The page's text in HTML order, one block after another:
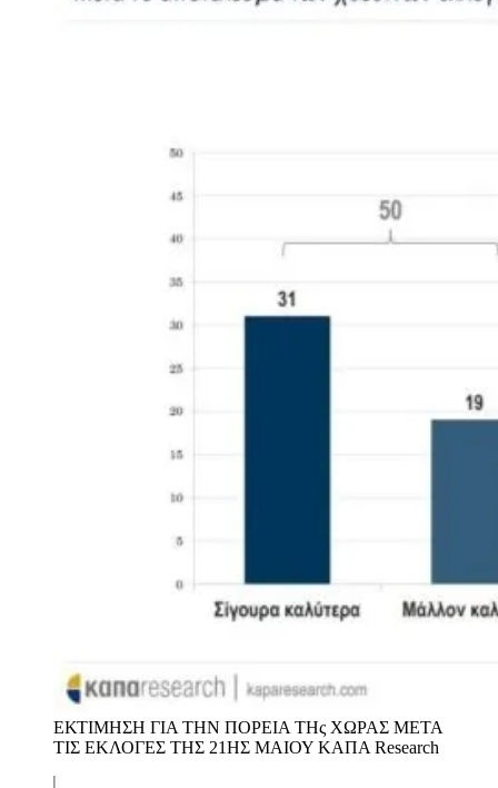
ΕΚΤΙΜΗΣΗ ΓΙΑ ΤΗΝ ΠΟΡΕΙΑ ΤΗς ΧΩΡΑΣ ΜΕΤΑ
ΤΙΣ ΕΚΛΟΓΕΣ ΤΗΣ 21ΗΣ ΜΑΙΟΥ ΚΑΠΑ Research